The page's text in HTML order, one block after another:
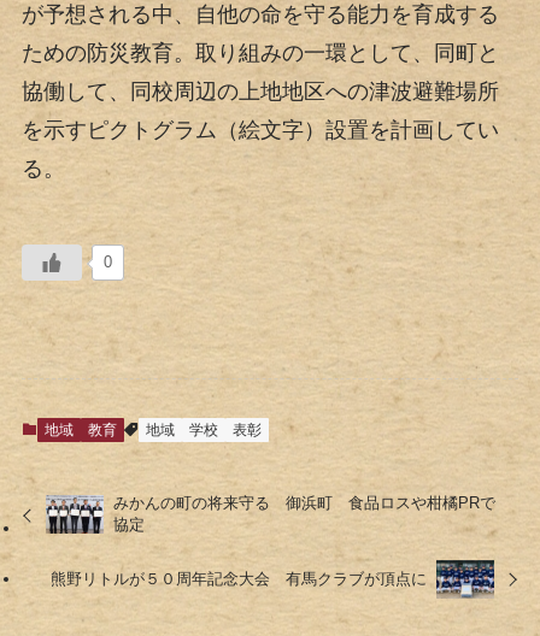
が予想される中、自他の命を守る能力を育成する
ための防災教育。取り組みの一環として、同町と
協働して、同校周辺の上地地区への津波避難場所
を示すピクトグラム（絵文字）設置を計画してい
る。
0
地域 教育 地域 学校 表彰
みかんの町の将来守る 御浜町 食品ロスや柑橘PRで
協定
熊野リトルが５０周年記念大会 有馬クラブが頂点に